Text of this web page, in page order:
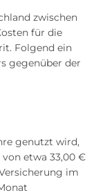
zwischen
für die
Folgend ein
gegenüber der
genutzt wird,
etwa 33,00 €
im